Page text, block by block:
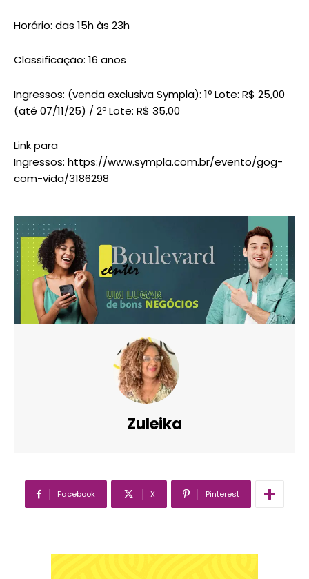
Horário: das 15h às 23h
Classificação: 16 anos
Ingressos: (venda exclusiva Sympla): 1º Lote: R$ 25,00
(até 07/11/25) / 2º Lote: R$ 35,00
Link para
Ingressos: https://www.sympla.com.br/evento/gog-
com-vida/3186298
Zuleika
Facebook X Pinterest